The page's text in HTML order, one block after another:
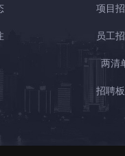
项目
员工
两清
招聘